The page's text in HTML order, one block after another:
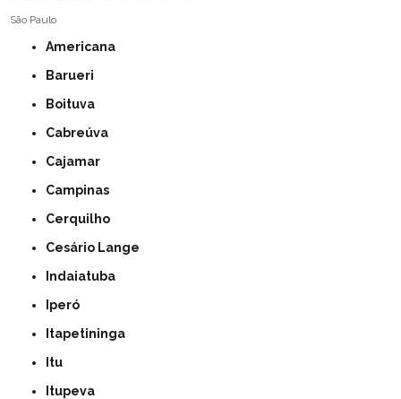
São Paulo
Americana
Barueri
Boituva
Cabreúva
Cajamar
Campinas
Cerquilho
Cesário Lange
Indaiatuba
Iperó
Itapetininga
Itu
Itupeva